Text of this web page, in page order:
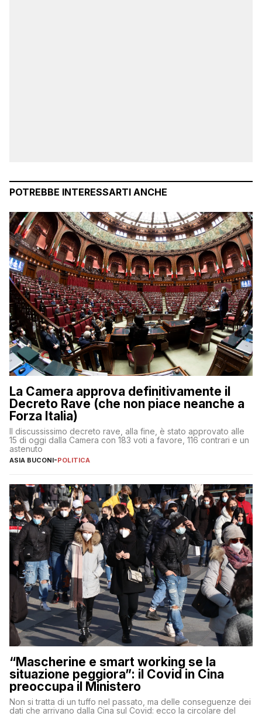
POTREBBE INTERESSARTI ANCHE
La Camera approva definitivamente il
Decreto Rave (che non piace neanche a
Forza Italia)
Il discussissimo decreto rave, alla fine, è stato approvato alle
15 di oggi dalla Camera con 183 voti a favore, 116 contrari e un
astenuto
ASIA BUCONI-POLITICA
“Mascherine e smart working se la
situazione peggiora”: il Covid in Cina
preoccupa il Ministero
Non si tratta di un tuffo nel passato, ma delle conseguenze dei
dati che arrivano dalla Cina sul Covid: ecco la circolare del